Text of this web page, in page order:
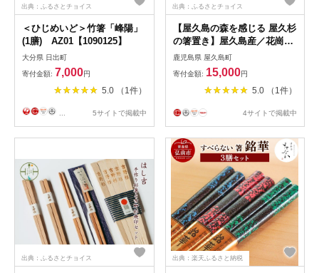
出典：ふるさとチョイス
＜ひじめいど＞竹箸「峰陽」
(1膳) AZ01【1090125】
大分県 日出町
寄付金額: 7,000円
5.0 （1件）
5サイトで掲載中
出典：ふるさとチョイス
【屋久島の森を感じる 屋久杉
の箸置き】屋久島産／花崗岩
をイメージしたコロット感が
たまらない！屋久杉の箸置き
鹿児島県 屋久島町
寄付金額: 15,000円
5.0 （1件）
4サイトで掲載中
出典：ふるさとチョイス 出典：楽天ふるさと納税